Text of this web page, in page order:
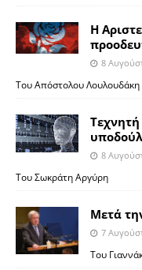
Η
8
Του Απόστολου Λουλουδάκη
8
Του Σωκράτη Αργύρη
Μετά
7
Του